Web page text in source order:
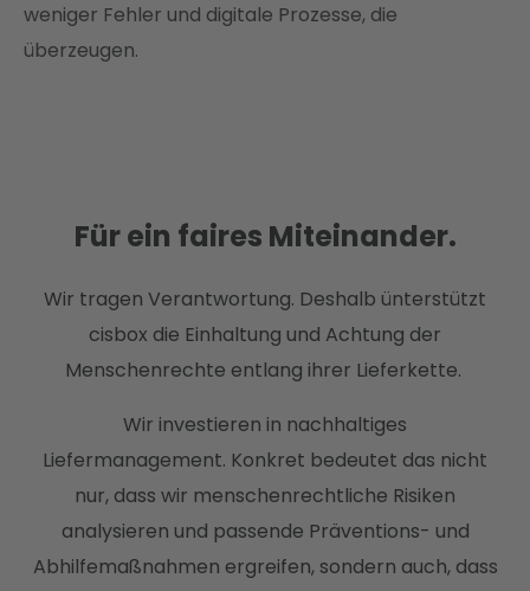
weniger Fehler und digitale Prozesse, die
überzeugen.
Für ein faires Miteinander.
Wir tragen Verantwortung. Deshalb ünterstützt
cisbox die Einhaltung und Achtung der
Menschenrechte entlang ihrer Lieferkette.
Wir investieren in nachhaltiges
Liefermanagement. Konkret bedeutet das nicht
nur, dass wir menschenrechtliche Risiken
analysieren und passende Präventions- und
Abhilfemaßnahmen ergreifen, sondern auch, dass